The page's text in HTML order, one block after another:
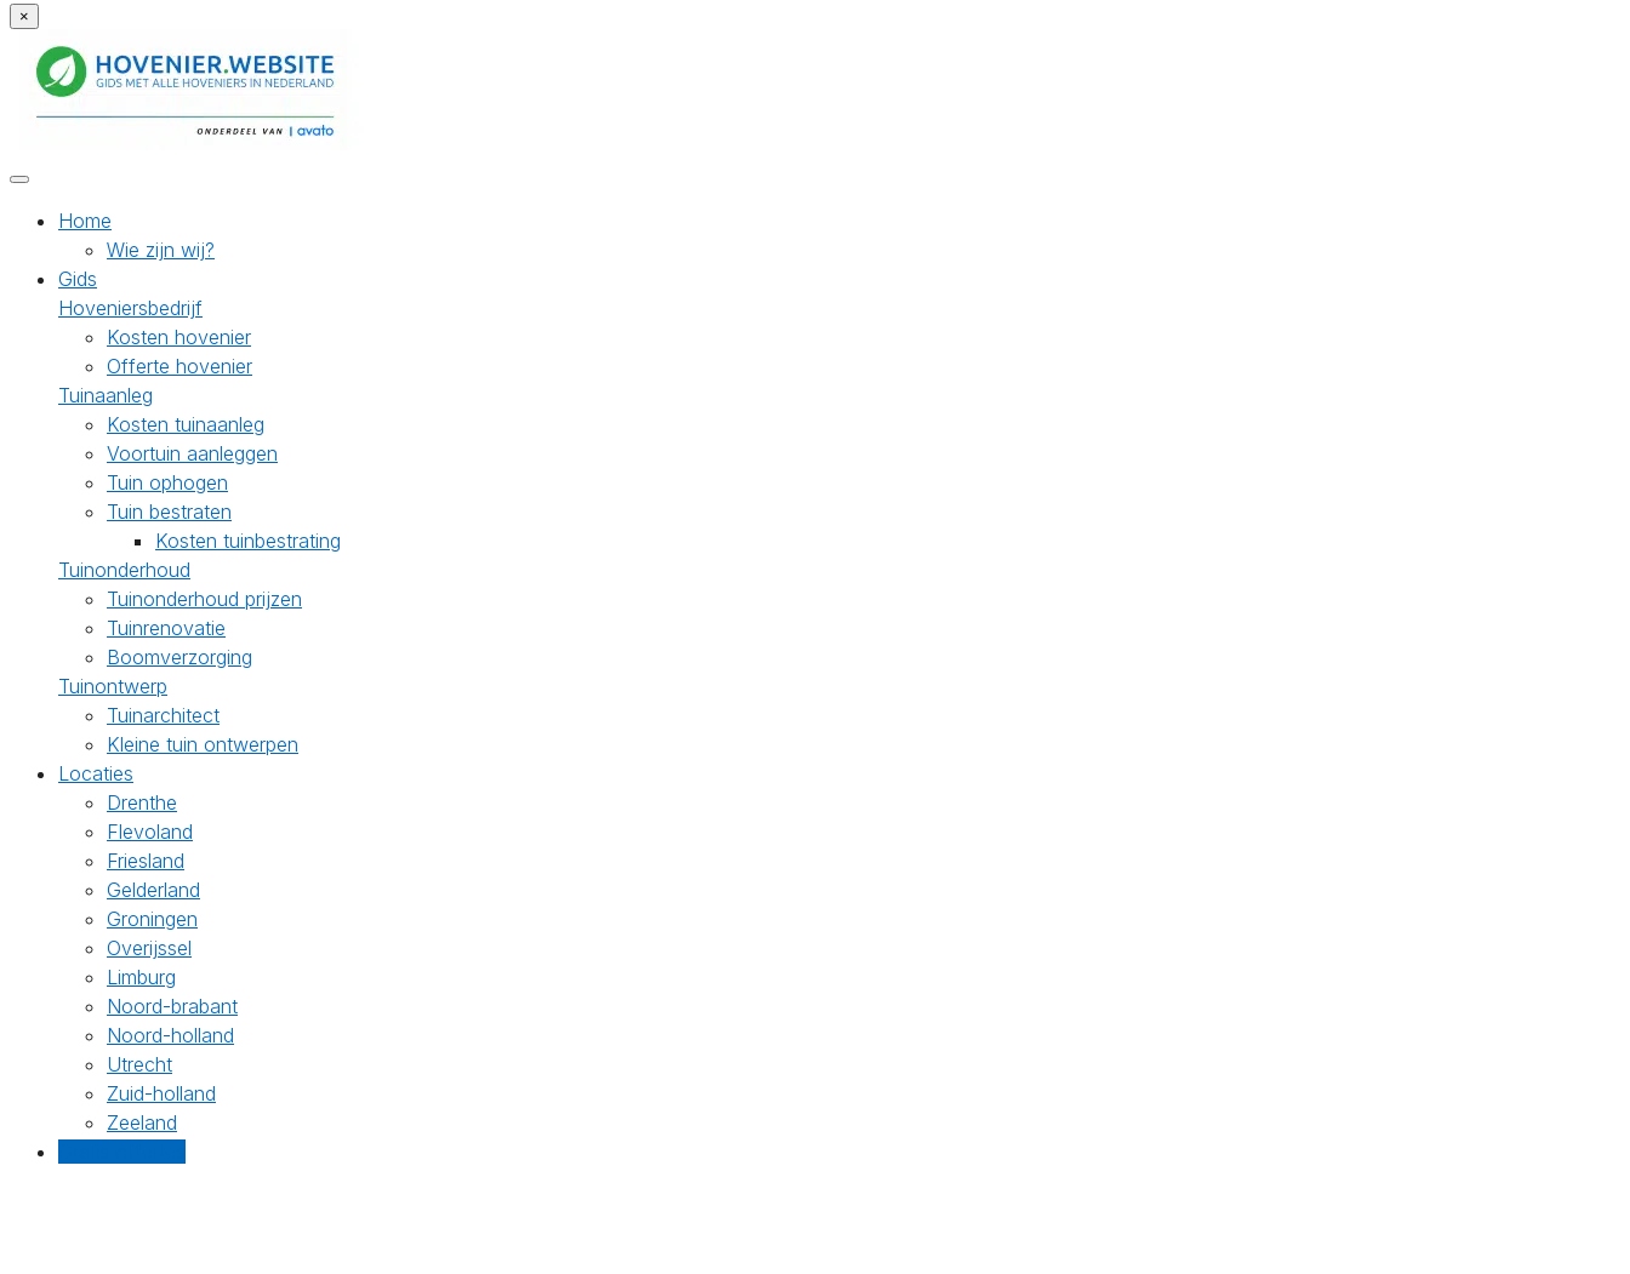
×
Home
Wie zijn wij?
Gids
Hoveniersbedrijf
Kosten hovenier
Offerte hovenier
Tuinaanleg
Kosten tuinaanleg
Voortuin aanleggen
Tuin ophogen
Tuin bestraten
Kosten tuinbestrating
Tuinonderhoud
Tuinonderhoud prijzen
Tuinrenovatie
Boomverzorging
Tuinontwerp
Tuinarchitect
Kleine tuin ontwerpen
Locaties
Drenthe
Flevoland
Friesland
Gelderland
Groningen
Overijssel
Limburg
Noord-brabant
Noord-holland
Utrecht
Zuid-holland
Zeeland